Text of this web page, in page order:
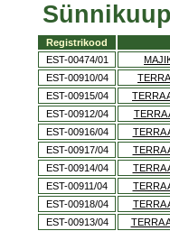
Registrikood
EST-00474/01
EST-00910/04
EST-00915/04
TERRA
EST-00912/04
TERRA
EST-00916/04
TERRA
EST-00917/04
TERRA
EST-00914/04
TERRA
EST-00911/04
TERRA
EST-00918/04
TERRA
EST-00913/04
TERRA